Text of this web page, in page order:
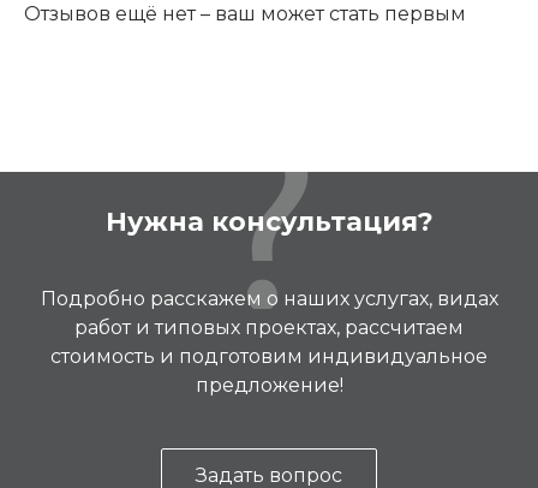
Отзывов ещё нет – ваш может стать первым
Нужна консультация?
Подробно расскажем о наших услугах, видах
работ и типовых проектах, рассчитаем
стоимость и подготовим индивидуальное
предложение!
Задать вопрос